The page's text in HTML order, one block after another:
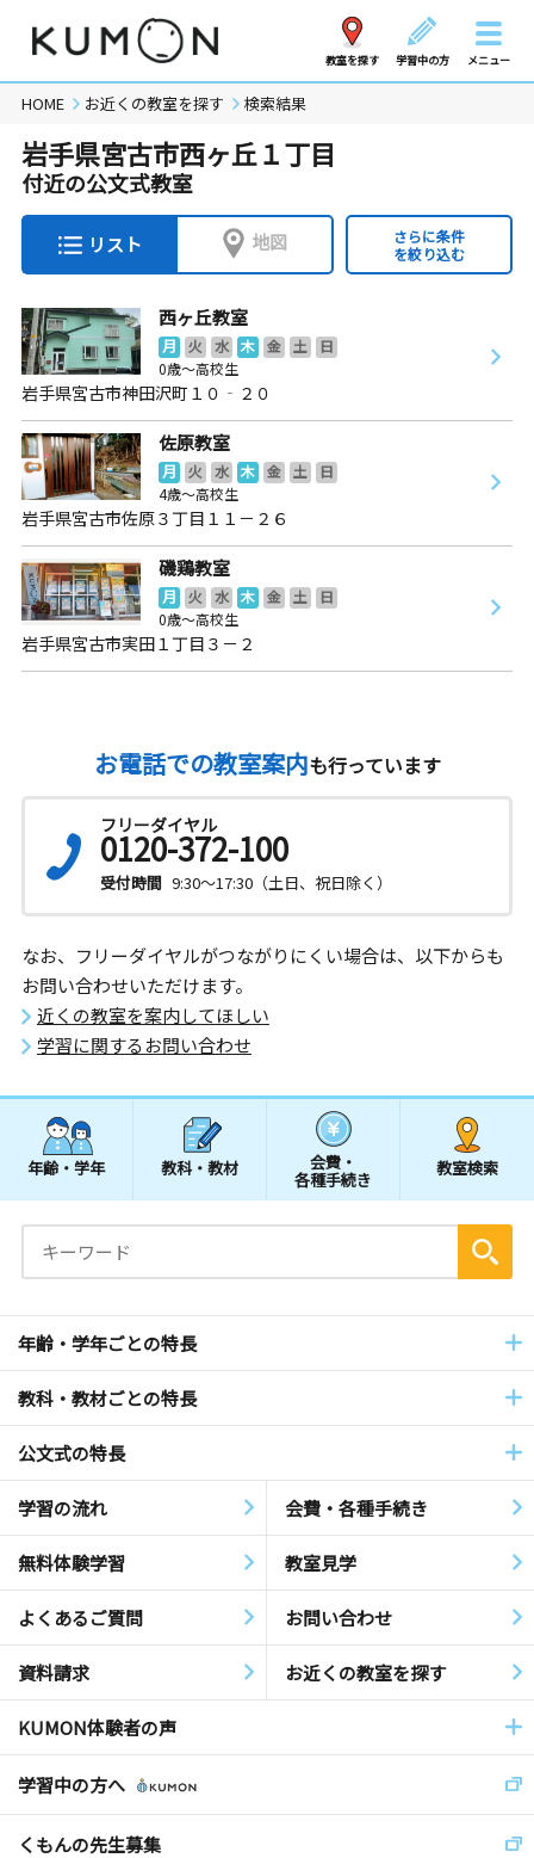
教室を探す 学習中の方 メニュー
HOME お近くの教室を探す 検索結果
岩手県宮古市西ヶ丘１丁目
付近の公文式教室
リスト 地図
さらに条件
を絞り込む
西ヶ丘教室
月 火 水 木 金 土
日
0歳～高校生
岩手県宮古市神田沢町１０‐２０
佐原教室
月 火 水 木 金 土
日
4歳～高校生
岩手県宮古市佐原３丁目１１－２６
磯鶏教室
月 火 水 木 金 土
日
0歳～高校生
岩手県宮古市実田１丁目３－２
お電話での教室案内も行っています
フリーダイヤル
0120-372-100
受付時間 9:30～17:30（土日、祝日除く）
なお、フリーダイヤルがつながりにくい場合は、以下からも
お問い合わせいただけます。
近くの教室を案内してほしい
学習に関するお問い合わせ
年齢・学年 教科・教材 会費・
各種手続き
教室検索
年齢・学年ごとの特長
教科・教材ごとの特長
公文式の特長
学習の流れ 会費・各種手続き
無料体験学習 教室見学
よくあるご質問 お問い合わせ
資料請求 お近くの教室を探す
KUMON体験者の声
学習中の方へ
くもんの先生募集